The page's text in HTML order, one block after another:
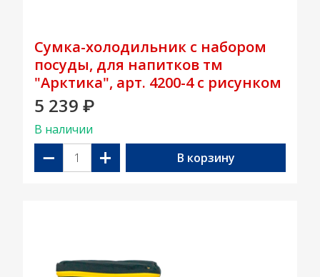
Сумка-холодильник с набором
посуды, для напитков тм
"Арктика", арт. 4200-4 с рисунком
5 239 ₽
В наличии
− + В корзину